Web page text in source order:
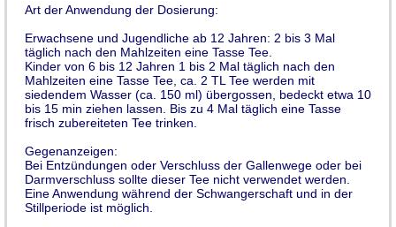
Art der Anwendung der Dosierung:
Erwachsene und Jugendliche ab 12 Jahren: 2 bis 3 Mal
täglich nach den Mahlzeiten eine Tasse Tee.
Kinder von 6 bis 12 Jahren 1 bis 2 Mal täglich nach den
Mahlzeiten eine Tasse Tee, ca. 2 TL Tee werden mit
siedendem Wasser (ca. 150 ml) übergossen, bedeckt etwa 10
bis 15 min ziehen lassen. Bis zu 4 Mal täglich eine Tasse
frisch zubereiteten Tee trinken.
Gegenanzeigen:
Bei Entzündungen oder Verschluss der Gallenwege oder bei
Darmverschluss sollte dieser Tee nicht verwendet werden.
Eine Anwendung während der Schwangerschaft und in der
Stillperiode ist möglich.